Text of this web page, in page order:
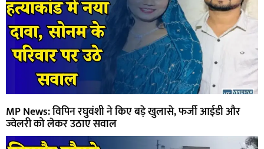
MP News: विपिन रघुवंशी ने किए बड़े खुलासे, फर्जी आईडी और
ज्वेलरी को लेकर उठाए सवाल